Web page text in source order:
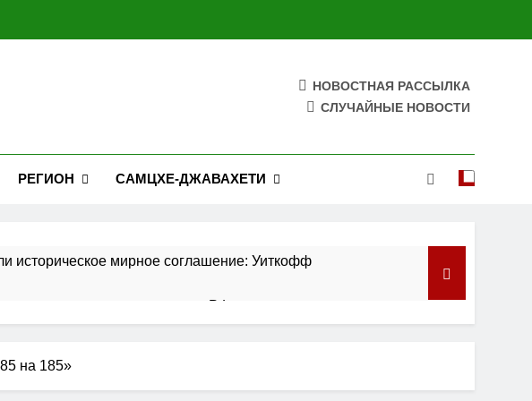
НОВОСТНАЯ РАССЫЛКА
СЛУЧАЙНЫЕ НОВОСТИ
РЕГИОН САМЦХЕ-ДЖАВАХЕТИ
историческое мирное соглашение: Уиткофф
о санкциях против РФ
гражданства США по праву рождения
на 185»